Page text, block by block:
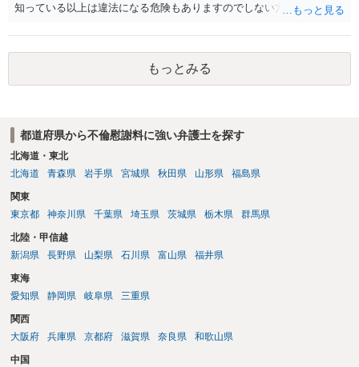
知っている以上は違法になる危険もありますのでしない方が良いで
かと思います。有責配偶者ですので相手方からの離婚は拒否しても仮
に訴訟されても法的に成立しません。質問５は認知すると養育費支払
い、相続権が発生します。合意があれば法的に可能ですが法律で強制
することはできません。質問６は可能です。質問７は不貞行為の写真
もっとみる
都道府県から不倫慰謝料に強い弁護士を探す
北海道・東北
北海道
青森県 岩手県 宮城県 秋田県 山形県 福島県
関東
東京都
神奈川県 千葉県 埼玉県 茨城県 栃木県 群馬県
北陸・甲信越
新潟県
長野県 山梨県 石川県 富山県 福井県
東海
愛知県
静岡県 岐阜県 三重県
関西
大阪府
兵庫県 京都府 滋賀県 奈良県 和歌山県
中国